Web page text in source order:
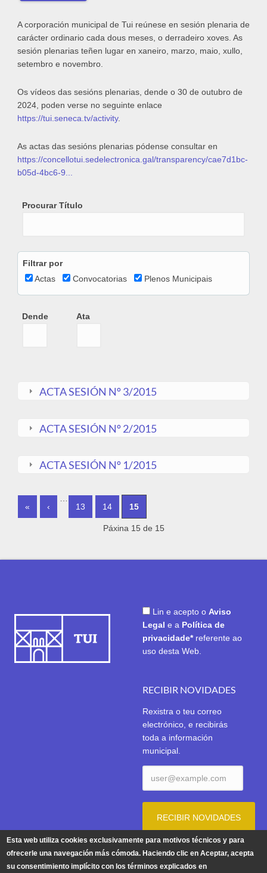
A corporación municipal de Tui reúnese en sesión plenaria de
carácter ordinario cada dous meses, o derradeiro xoves. As
sesión plenarias teñen lugar en xaneiro, marzo, maio, xullo,
setembro e novembro.
Os vídeos das sesións plenarias, dende o 30 de outubro de
2024, poden verse no seguinte enlace
https://tui.seneca.tv/activity.
As actas das sesións plenarias pódense consultar en
https://concellotui.sedelectronica.gal/transparency/cae7d1bc-
b05d-4bc6-9...
Procurar Título
Filtrar por
Actas
Convocatorias Plenos Municipais
Dende
Ata
ACTA SESIÓN Nº 3/2015
ACTA SESIÓN Nº 2/2015
ACTA SESIÓN Nº 1/2015
PÁXINAS
« ‹
…
13
14 15
Páxina 15 de 15
Lin e acepto o Aviso
Legal e a Política de
privacidade* referente ao
uso desta Web.
RECIBIR NOVIDADES
Rexistra o teu correo
electrónico, e recibirás
toda a información
municipal.
Esta web utiliza cookies exclusivamente para motivos técnicos y para
ofrecerle una navegación más cómoda. Haciendo clic en Aceptar, acepta
su consentimiento implícito con los términos explicados en